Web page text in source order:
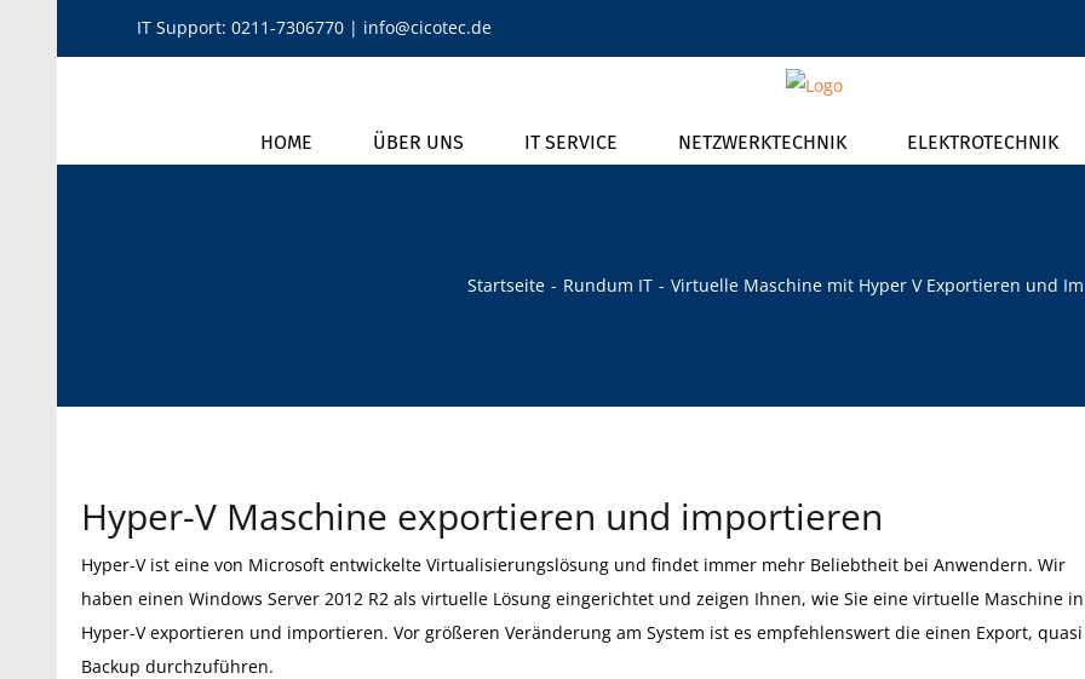
IT Support: 0211-7306770| info@cicotec.de
HOME ÜBER UNS IT SERVICE NETZWERKTECHNIK ELEKTROTECHNIK
Startseite Rundum IT Virtuelle Maschine mit Hyper V Exportieren und
Hyper-V Maschine exportieren und importieren
Hyper-V ist eine von Microsoft entwickelte Virtualisierungslösung und findet immer mehr Beliebtheit bei Anwendern. Wir
haben einen Windows Server 2012 R2 als virtuelle Lösung eingerichtet und zeigen Ihnen, wie Sie eine virtuelle Maschine in
Hyper-V exportieren und importieren. Vor größeren Veränderung am System ist es empfehlenswert die einen Export,
Backup durchzuführen.